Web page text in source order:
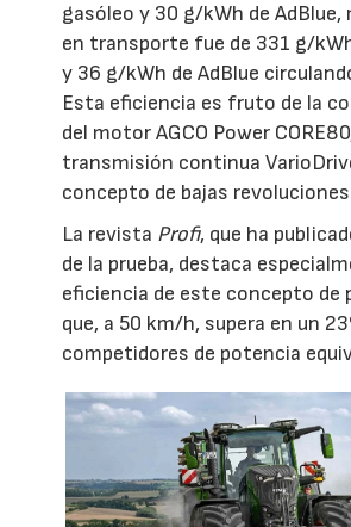
gasóleo y 30 g/kWh de AdBlue,
en transporte fue de 331 g/
y 36 g/kWh de AdBlue
Esta eficiencia es fruto de la
del motor AGCO Power
transmisión continua
concepto de bajas
La revista Profi, que ha
de la prueba, destaca
eficiencia de este concepto de
que, a 50 km/h, supera en un
competidores de potencia